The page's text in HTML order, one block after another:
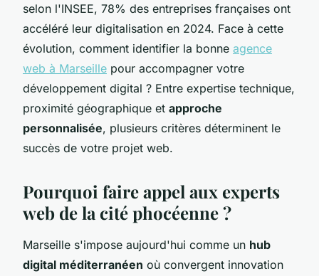
selon l'INSEE, 78% des entreprises françaises ont
accéléré leur digitalisation en 2024. Face à cette
évolution, comment identifier la bonne agence
web à Marseille pour accompagner votre
développement digital ? Entre expertise technique,
proximité géographique et approche
personnalisée, plusieurs critères déterminent le
succès de votre projet web.
Pourquoi faire appel aux experts
web de la cité phocéenne ?
Marseille s'impose aujourd'hui comme un hub
digital méditerranéen où convergent innovation